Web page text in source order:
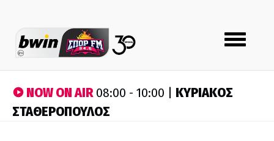
Toggle
navigation
NOW ON AIR08:00 - 10:00 | ΚΥΡΙΑΚΟΣ
ΣΤΑΘΕΡΟΠΟΥΛΟΣ